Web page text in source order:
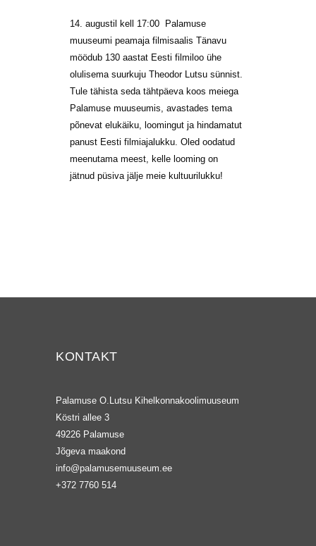
14. augustil kell 17:00 Palamuse
muuseumi peamaja filmisaalis Tänavu
möödub 130 aastat Eesti filmiloo ühe
olulisema suurkuju Theodor Lutsu sünnist.
Tule tähista seda tähtpäeva koos meiega
Palamuse muuseumis, avastades tema
põnevat elukäiku, loomingut ja hindamatut
panust Eesti filmiajalukku. Oled oodatud
meenutama meest, kelle looming on
jätnud püsiva jälje meie kultuurilukku!
KONTAKT
Palamuse O.Lutsu Kihelkonnakoolimuuseum
Köstri allee 3
49226 Palamuse
Jõgeva maakond
info@palamusemuuseum.ee
+372 7760 514